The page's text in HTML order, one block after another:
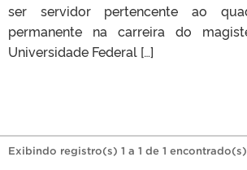
ser servidor pertencente ao
permanente na carreira do
Universidade Federal […]
Exibindo registro(s) 1 a 1 de 1